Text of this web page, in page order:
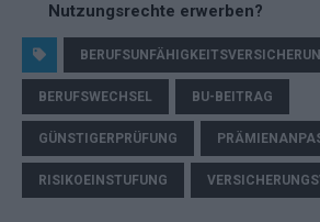
Nutzungsrechte erwerben?
BERUFSWECHSEL BU-BEITRAG
GÜNSTIGERPRÜFUNG
RISIKO­EINSTUFUNG